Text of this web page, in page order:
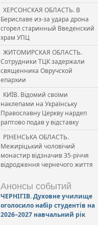
ХЕРСОНСКАЯ ОБЛАСТЬ. В
Бериславе из-за удара дрона
сгорел старинный Введенский
храм УПЦ
ЖИТОМИРСКАЯ ОБЛАСТЬ.
Сотрудники ТЦК задержали
священника Овручской
епархии
КИЇВ. Відомий своїми
наклепами на Українську
Православну Церкву нардеп
раптово подав у відставку
РІНЕНСЬКА ОБЛАСТЬ.
Межиріцький чоловічий
монастир відзначив 35-річчя
відродження чернечого життя
Анонсы событий
ЧЕРНІГІВ. Духовне училище
оголосило набір студентів на
2026–2027 навчальний рік